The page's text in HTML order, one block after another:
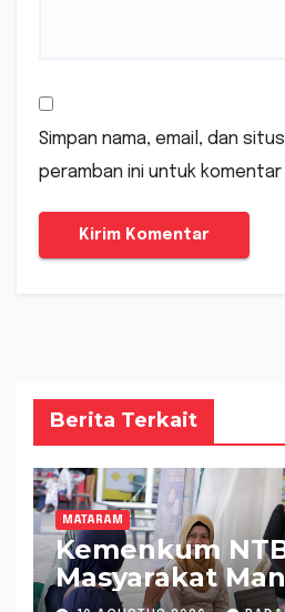
Simpan nama, email, dan
peramban ini untuk
Berita Terkait
MATARAM
Kemenkum
Masyarakat
AHU Online